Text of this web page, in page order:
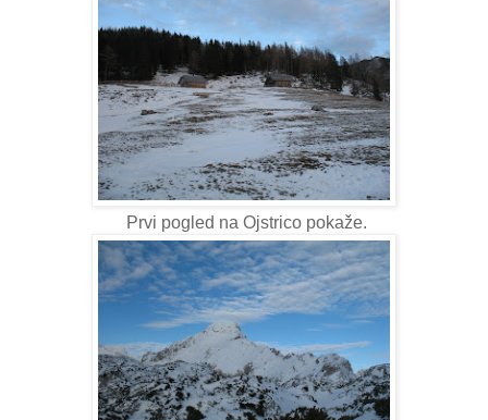
Prvi pogled na Ojstrico pokaže.